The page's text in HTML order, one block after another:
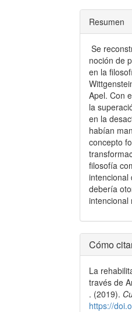
Resumen
Se
noción de
en la
Apel. Con
la
en la
habían
concepto
filosofía
intencional
debería
intencional
del
Cómo
La
través de
. (2019).
https://